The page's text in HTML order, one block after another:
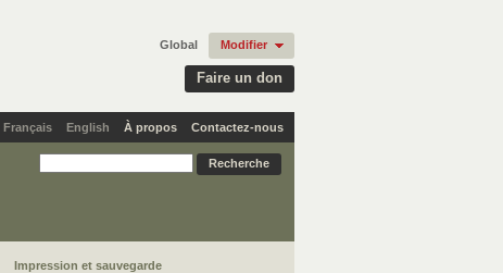
Faire un don
Global Modifier
Français English À propos Contactez-nous
Impression et sauvegarde